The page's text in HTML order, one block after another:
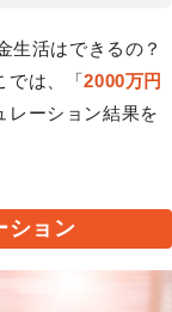
生活はできるの？
では、「2000万円
レーション結果を
ション